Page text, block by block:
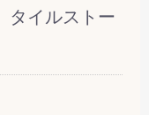
イルストー